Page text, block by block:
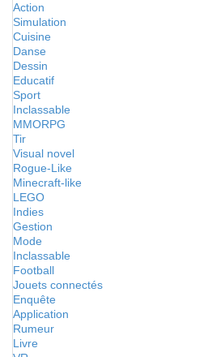
Action
Simulation
Cuisine
Danse
Dessin
Educatif
Sport
Inclassable
MMORPG
Tir
Visual novel
Rogue-Like
Minecraft-like
LEGO
Indies
Gestion
Mode
Inclassable
Football
Jouets connectés
Enquête
Application
Rumeur
Livre